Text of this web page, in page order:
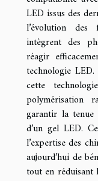
LED issus des
l’évolution des
intègrent des
réagir
technologie
cette
polymérisation
garantir la tenue
d’un gel LED.
l’expertise des
aujourd’hui de
tout en réduisant